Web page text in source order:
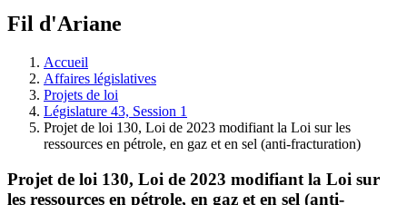
à
législative.
Fil d'Ariane
Accueil
Affaires législatives
Projets de loi
Législature 43, Session 1
Projet de loi 130, Loi de 2023 modifiant la Loi sur les
ressources en pétrole, en gaz et en sel (anti-fracturation)
Projet de loi 130, Loi de 2023 modifiant la Loi sur
les ressources en pétrole, en gaz et en sel (anti-